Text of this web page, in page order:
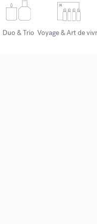
Duo & Trio Voyage & Art de